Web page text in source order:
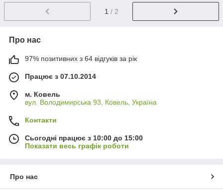
1 / 2
Про нас
97% позитивних з 64 відгуків за рік
Працює з 07.10.2014
м. Ковель
вул. Володимирська 93, Ковель, Україна
Контакти
Сьогодні працює з 10:00 до 15:00
Показати весь графік роботи
Про нас